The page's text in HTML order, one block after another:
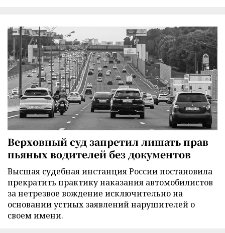
Верховный суд запретил лишать прав
пьяных водителей без документов
Высшая судебная инстанция России постановила
прекратить практику наказания автомобилистов
за нетрезвое вождение исключительно на
основании устных заявлений нарушителей о
своем имени.